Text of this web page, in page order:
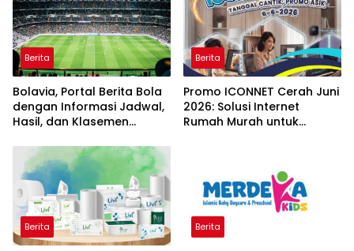
Berita
Bolavia, Portal Berita Bola
dengan Informasi Jadwal,
Hasil, dan Klasemen
Berita
Promo ICONNET Cerah Juni
2026: Solusi Internet
Rumah Murah untuk
Berita Berita